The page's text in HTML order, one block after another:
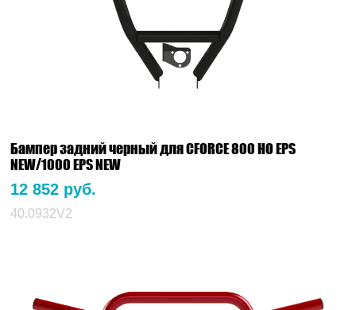
Бампер задний черный для CFORCE 800 HO EPS
NEW/1000 EPS NEW
12 852 руб.
40.0932V2